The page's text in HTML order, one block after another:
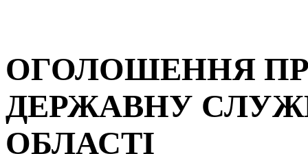
ОГОЛОШЕННЯ
ДЕРЖАВНУ
ОБЛАСТІ